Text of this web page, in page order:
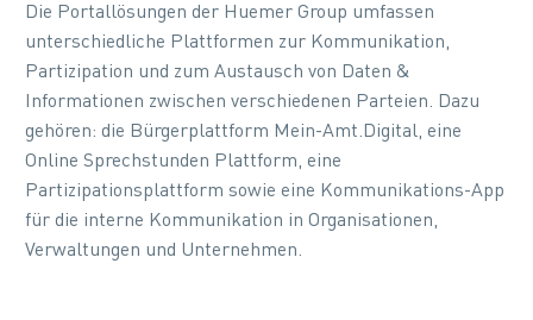
Die Portallösungen der Huemer Group umfassen
unterschiedliche Plattformen zur Kommunikation,
Partizipation und zum Austausch von Daten &
Informationen zwischen verschiedenen Parteien. Dazu
gehören: die Bürgerplattform Mein-Amt.Digital, eine
Online Sprechstunden Plattform, eine
Partizipationsplattform sowie eine Kommunikations-App
für die interne Kommunikation in Organisationen,
Verwaltungen und Unternehmen.